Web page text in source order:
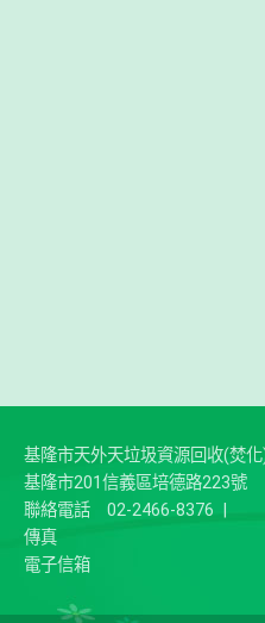
基隆市天外天垃圾資源回收(焚
基隆市201信義區培德路223號
聯絡電話
02-2466-8376
傳真
電子信箱